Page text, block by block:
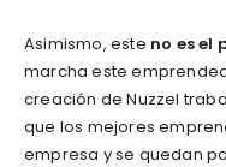
Asimismo, este no es el
marcha este
creación de Nuzzel
que los mejores
empresa y se quedan